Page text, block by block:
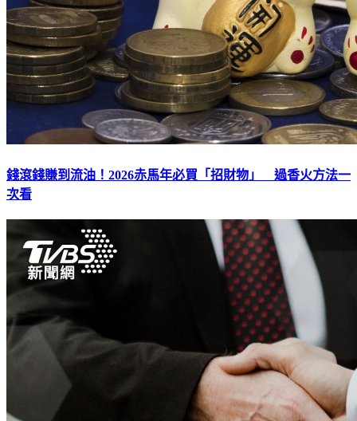
錢滾錢賺到流油！2026赤馬年必買「招財物」 過香火方法一
次看